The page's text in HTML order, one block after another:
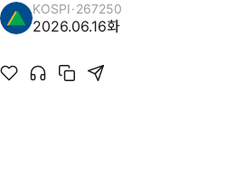
KOSPI·267250
2026.06.16화